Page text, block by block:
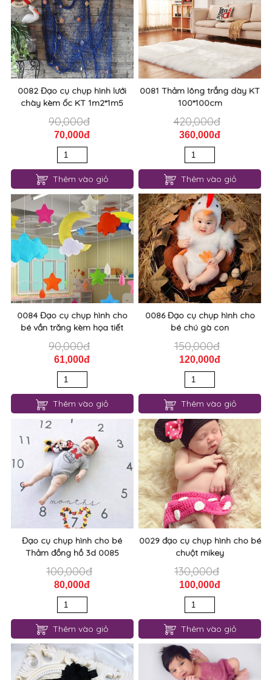
0082 Đạo cụ chụp hình lưới
chày kèm ốc KT 1m2*1m5
90,000đ
70,000đ
Thêm vào giỏ
0081 Thảm lông trắng dày KT
100*100cm
420,000đ
360,000đ
Thêm vào giỏ
0084 Đạo cụ chụp hình cho
bé vần trăng kèm họa tiết
90,000đ
61,000đ
Thêm vào giỏ
0086 Đạo cụ chụp hình cho
bé chú gà con
150,000đ
120,000đ
Thêm vào giỏ
Đạo cụ chụp hình cho bé
Thảm đồng hồ 3d 0085
100,000đ
80,000đ
Thêm vào giỏ
0029 đạo cụ chụp hình cho bé
chuột mikey
130,000đ
100,000đ
Thêm vào giỏ